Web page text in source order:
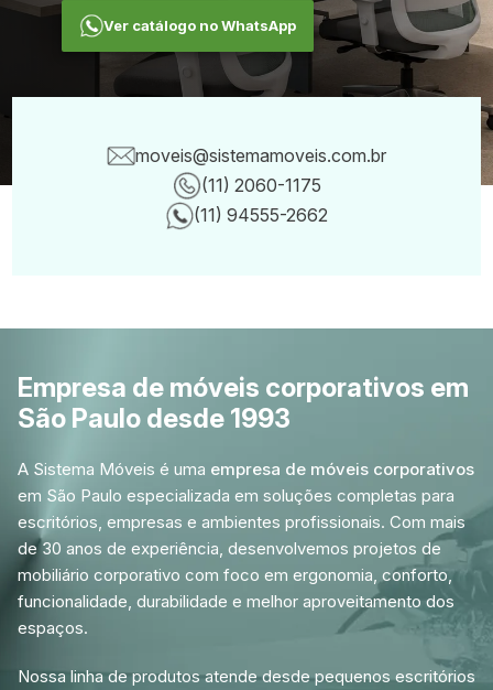
Ver catálogo no WhatsApp
Ver catálogo no WhatsApp
Canais de
moveis@sistemamoveis.com.br
(11) 2060-1175
(11) 94555-2662
Empresa de móveis corporativos em
São Paulo desde 1993
A Sistema Móveis é uma empresa de móveis corporativos
em São Paulo especializada em soluções completas para
escritórios, empresas e ambientes profissionais. Com mais
de 30 anos de experiência, desenvolvemos projetos de
mobiliário corporativo com foco em ergonomia, conforto,
funcionalidade, durabilidade e melhor aproveitamento dos
espaços.
Nossa linha de produtos atende desde pequenos escritórios